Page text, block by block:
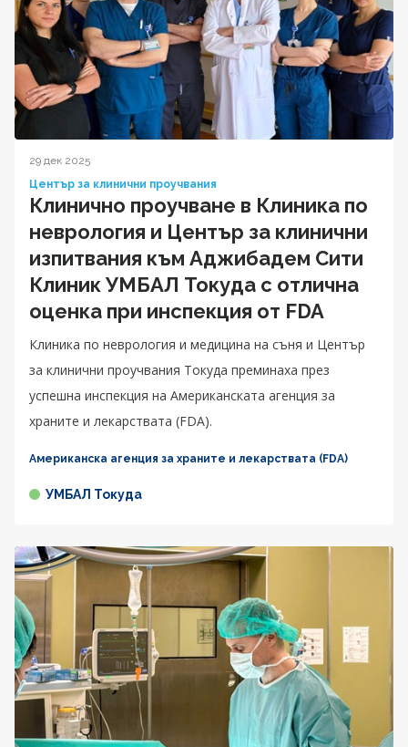
29 дек 2025
Център за клинични проучвания
Клинично проучване в Клиника по
неврология и Център за клинични
изпитвания към Аджибадем Сити
Клиник УМБАЛ Токуда с отлична
оценка при инспекция от FDA
Клиника по неврология и медицина на съня и Център
за клинични проучвания Токуда преминаха през
успешна инспекция на Американската агенция за
храните и лекарствата (FDA).
Американска агенция за храните и лекарствата (FDA)
УМБАЛ Токуда